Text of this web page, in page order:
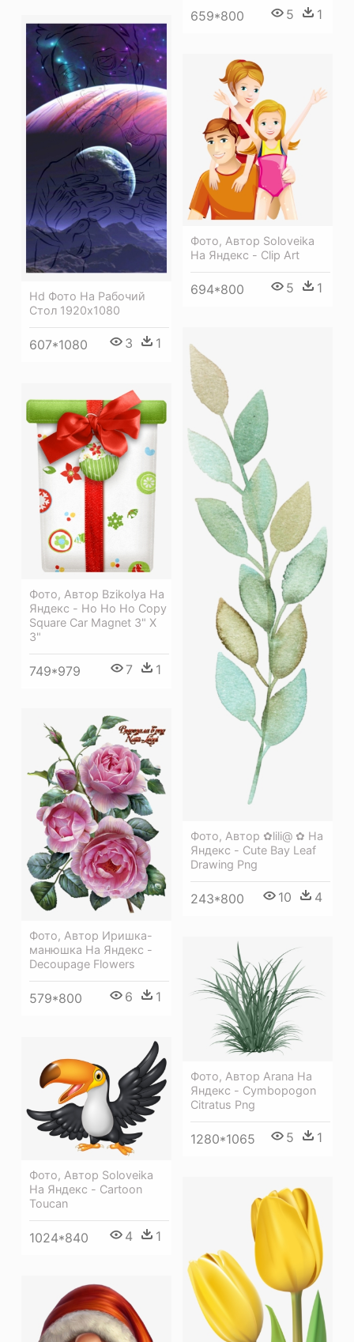
659*800 5 1
Hd Фото На Рабочий
Стол 1920х1080
607*1080 3 1
Фото, Автор Soloveika
На Яндекс - Clip Art
694*800 5 1
Фото, Автор ✿lili@ ✿ На
Яндекс - Cute Bay Leaf
Drawing Png
243*800 10 4
Фото, Автор Bzikolya На
Яндекс - Ho Ho Ho Copy
Square Car Magnet 3" X
3"
749*979 7 1
Фото, Автор Иришка-
манюшка На Яндекс -
Decoupage Flowers
579*800 6 1
Фото, Автор Arana На
Яндекс - Cymbopogon
Citratus Png
1280*1065 5 1
Фото, Автор Soloveika
На Яндекс - Cartoon
Toucan
1024*840 4 1